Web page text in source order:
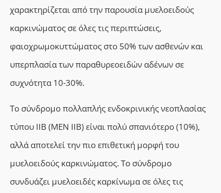
χαρακτηρίζεται από την παρουσία μυελοειδούς
καρκινώματος σε όλες τις περιπτώσεις,
φαιοχρωμοκυττώματος στο 50% των ασθενών και
υπερπλασία των παραθυρεοειδών αδένων σε
συχνότητα 10-30%.
Το σύνδρομο πολλαπλής ενδοκρινικής νεοπλασίας
τύπου IIΒ (ΜΕΝ IIΒ) είναι πολύ σπανιότερο (10%),
αλλά αποτελεί την πιο επιθετική μορφή του
μυελοειδούς καρκινώματος. Το σύνδρομο
συνδυάζει μυελοειδές καρκίνωμα σε όλες τις